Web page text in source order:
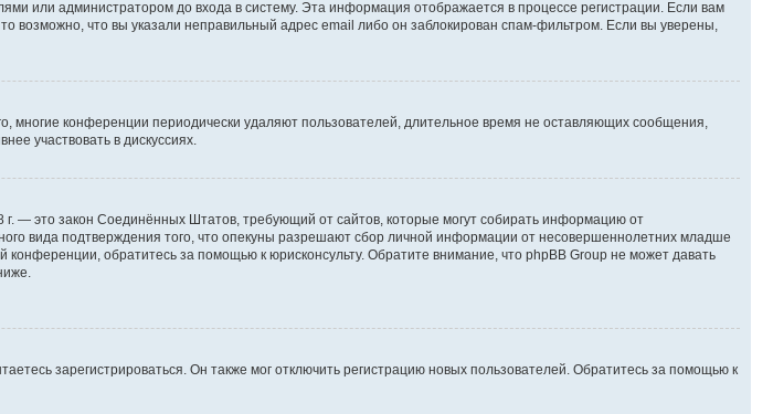
или администратором до входа в систему. Эта информация отображается в процессе регистрации. Если вам
что вы указали неправильный адрес email либо он заблокирован спам-фильтром. Если вы уверены,
многие конференции периодически удаляют пользователей, длительное время не оставляющих сообщения,
участвовать в дискуссиях.
— это закон Соединённых Штатов, требующий от сайтов, которые могут собирать информацию от
вида подтверждения того, что опекуны разрешают сбор личной информации от несовершеннолетних младше
обратитесь за помощью к юрисконсульту. Обратите внимание, что phpBB Group не может давать
зарегистрироваться. Он также мог отключить регистрацию новых пользователей. Обратитесь за помощью к